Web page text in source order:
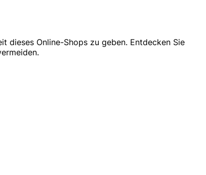
dieses Online-Shops zu geben. Entdecken Sie